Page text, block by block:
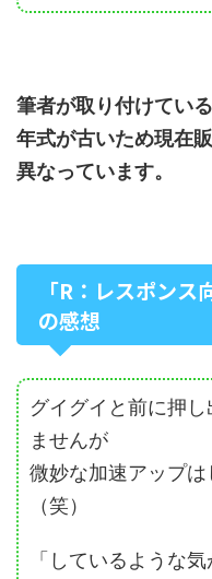
筆者が取り付けてい
年式が古いため現在
異なっています。
「R：レスポン
の感想
グイグイと前に押
ませんが
微妙な加速アップ
（笑）
「しているような